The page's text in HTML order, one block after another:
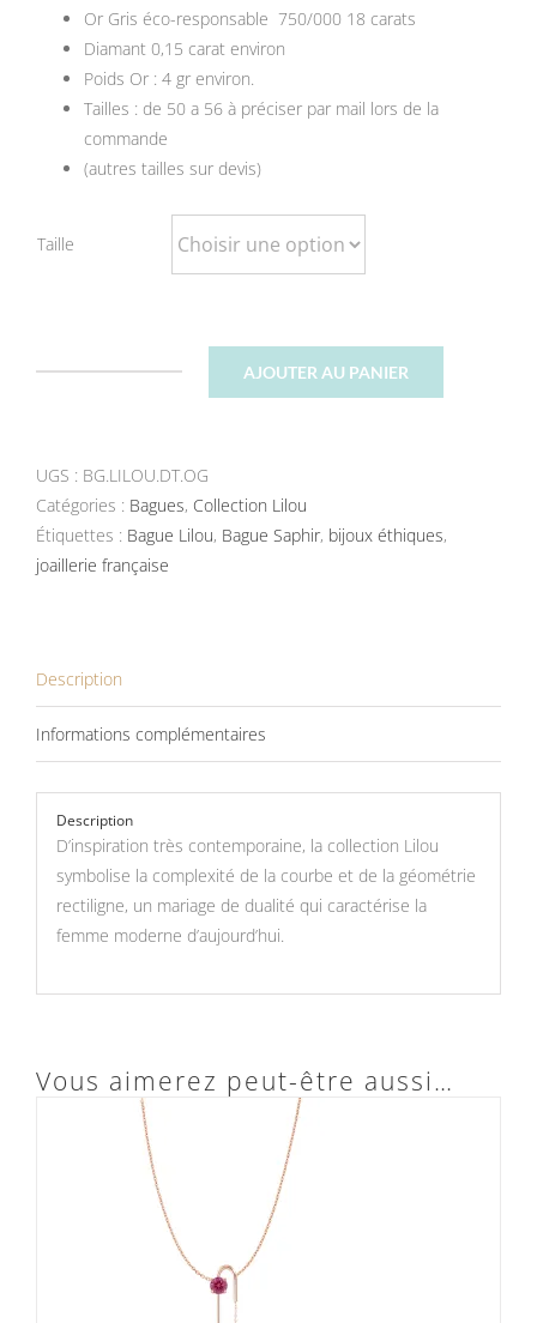
Or Gris éco-responsable 750/000 18 carats
Diamant 0,15 carat environ
Poids Or : 4 gr environ.
Tailles : de 50 a 56 à préciser par mail lors de la
commande
(autres tailles sur devis)
Taille
Lilou
Diamant
Or
Gris
AJOUTER AU PANIER
UGS : BG.LILOU.DT.OG
Catégories : Bagues, Collection Lilou
Étiquettes : Bague Lilou, Bague Saphir, bijoux éthiques,
joaillerie française
Description
Informations complémentaires
Description
D’inspiration très contemporaine, la collection Lilou
symbolise la complexité de la courbe et de la géométrie
rectiligne, un mariage de dualité qui caractérise la
femme moderne d’aujourd’hui.
Vous aimerez peut-être aussi…